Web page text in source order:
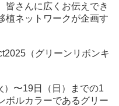
皆さんに広くお伝えでき
植ネットワークが企画す
（グリーンリボンキ
）〜19日（日）までの1
ボルカラーであるグリー